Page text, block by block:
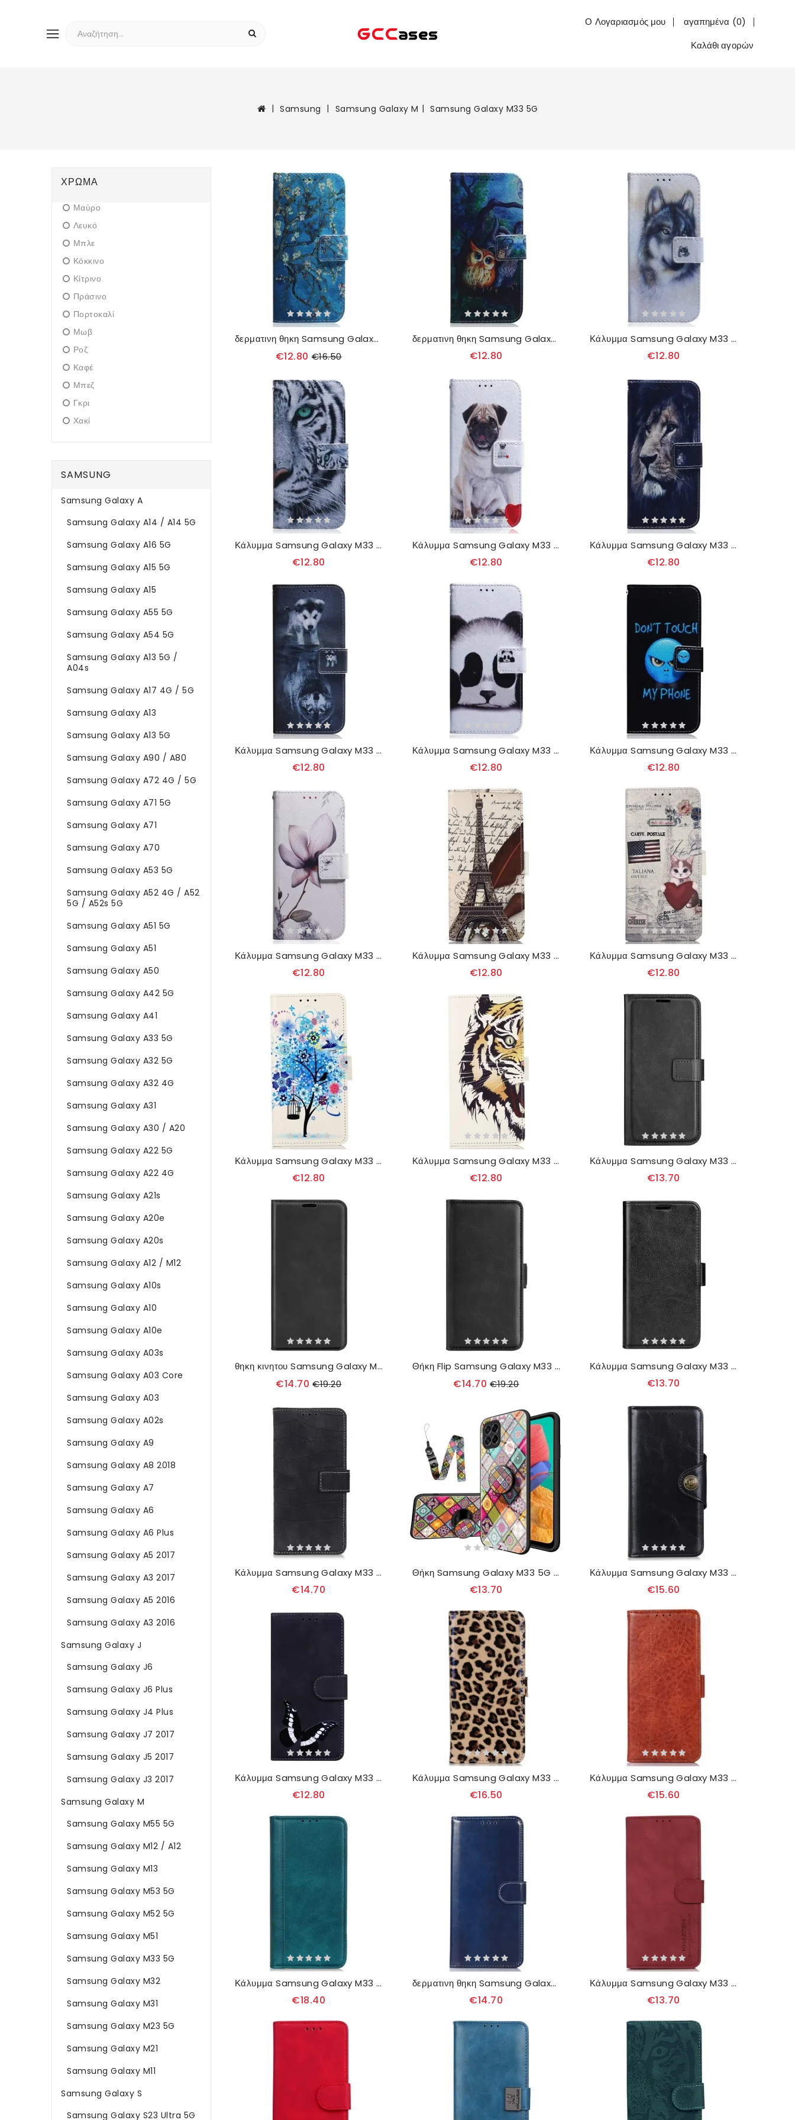
Ο Λογαριασμός μου
αγαπημένα (0)
Καλάθι αγορών
Samsung Samsung Galaxy M Samsung Galaxy M33 5G
ΧΡΏΜΑ
Μαύρο
Λευκό
Μπλε
Κόκκινο
Κίτρινο
Πράσινο
Πορτοκαλί
Μωβ
Ροζ
Καφέ
Μπεζ
Γκρι
Χακί
SAMSUNG
Samsung Galaxy A
Samsung Galaxy A14 / A14 5G
Samsung Galaxy A16 5G
Samsung Galaxy A15 5G
Samsung Galaxy A15
Samsung Galaxy A55 5G
Samsung Galaxy A54 5G
Samsung Galaxy A13 5G /
A04s
Samsung Galaxy A17 4G / 5G
Samsung Galaxy A13
Samsung Galaxy A13 5G
Samsung Galaxy A90 / A80
Samsung Galaxy A72 4G / 5G
Samsung Galaxy A71 5G
Samsung Galaxy A71
Samsung Galaxy A70
Samsung Galaxy A53 5G
Samsung Galaxy A52 4G / A52
5G / A52s 5G
Samsung Galaxy A51 5G
Samsung Galaxy A51
Samsung Galaxy A50
Samsung Galaxy A42 5G
Samsung Galaxy A41
Samsung Galaxy A33 5G
Samsung Galaxy A32 5G
Samsung Galaxy A32 4G
Samsung Galaxy A31
Samsung Galaxy A30 / A20
Samsung Galaxy A22 5G
Samsung Galaxy A22 4G
Samsung Galaxy A21s
Samsung Galaxy A20e
Samsung Galaxy A20s
Samsung Galaxy A12 / M12
Samsung Galaxy A10s
Samsung Galaxy A10
Samsung Galaxy A10e
Samsung Galaxy A03s
Samsung Galaxy A03 Core
Samsung Galaxy A03
Samsung Galaxy A02s
Samsung Galaxy A9
Samsung Galaxy A8 2018
Samsung Galaxy A7
Samsung Galaxy A6
Samsung Galaxy A6 Plus
Samsung Galaxy A5 2017
Samsung Galaxy A3 2017
Samsung Galaxy A5 2016
Samsung Galaxy A3 2016
Samsung Galaxy J
Samsung Galaxy J6
Samsung Galaxy J6 Plus
Samsung Galaxy J4 Plus
Samsung Galaxy J7 2017
Samsung Galaxy J5 2017
Samsung Galaxy J3 2017
Samsung Galaxy M
Samsung Galaxy M55 5G
Samsung Galaxy M12 / A12
Samsung Galaxy M13
Samsung Galaxy M53 5G
Samsung Galaxy M52 5G
Samsung Galaxy M51
Samsung Galaxy M33 5G
Samsung Galaxy M32
Samsung Galaxy M31
Samsung Galaxy M23 5G
Samsung Galaxy M21
Samsung Galaxy M11
Samsung Galaxy S
Samsung Galaxy S23 Ultra 5G
δερματινη θηκη Samsung Galaxy M33 5G Ανθισμένα Κλαδιά
€12.80 €16.50
δερματινη θηκη Samsung Galaxy M33 5G Ζωγραφίζοντας Κουκουβάγιες
€12.80
Κάλυμμα Samsung Galaxy M33 5G Σκύλος Ακουαρέλας
€12.80
Κάλυμμα Samsung Galaxy M33 5G Λευκή Τίγρη
€12.80
Κάλυμμα Samsung Galaxy M33 5G Pug Dog
€12.80
Κάλυμμα Samsung Galaxy M33 5G Λέων
€12.80
Κάλυμμα Samsung Galaxy M33 5G Puppy Dream
€12.80
Κάλυμμα Samsung Galaxy M33 5G Πάντα
€12.80
Κάλυμμα Samsung Galaxy M33 5G Τηλέφωνο Emoji
€12.80
Κάλυμμα Samsung Galaxy M33 5G Ροζ Λουλούδι
€12.80
Κάλυμμα Samsung Galaxy M33 5G Ποιητικός Πύργος Του Άιφελ
€12.80
Κάλυμμα Samsung Galaxy M33 5G Ταξιδιώτης
€12.80
Κάλυμμα Samsung Galaxy M33 5G Ανθισμένο Δέντρο
€12.80
Κάλυμμα Samsung Galaxy M33 5G Άγριος Τίγρης
€12.80
Κάλυμμα Samsung Galaxy M33 5G Υπέροχο
€13.70
θηκη κινητου Samsung Galaxy M33 5G Θήκη Flip Κομψότητα
€14.70 €19.20
Θήκη Flip Samsung Galaxy M33 5G Διπλό Κούμπωμα
€14.70 €19.20
Κάλυμμα Samsung Galaxy M33 5G Vintage Faux Δέρμα
€13.70
Κάλυμμα Samsung Galaxy M33 5G Εφέ Δέρματος Κροκόδειλου
€14.70
Θήκη Samsung Galaxy M33 5G Καπιτονέ
€13.70
Κάλυμμα Samsung Galaxy M33 5G Βερνωμένο Khazneh
€15.60
Κάλυμμα Samsung Galaxy M33 5G Πεταλούδα
€12.80
Κάλυμμα Samsung Galaxy M33 5G Μικρή Επίδραση Λεοπάρδαλης
€16.50
Κάλυμμα Samsung Galaxy M33 5G Στυλιζαρισμένο Κλασικό
€15.60
Κάλυμμα Samsung Galaxy M33 5G Litchi Split Leather
€18.40
δερματινη θηκη Samsung Galaxy M33 5G Στυλ Και Ραφή Δέρματος
€14.70
Κάλυμμα Samsung Galaxy M33 5G Απομίμηση Δέρματος Khazneh
€13.70